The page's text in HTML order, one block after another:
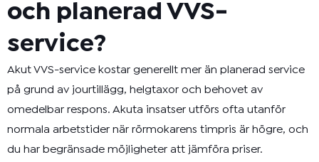
och planerad VVS-
service?
Akut VVS-service kostar generellt mer än planerad service
på grund av jourtillägg, helgtaxor och behovet av
omedelbar respons. Akuta insatser utförs ofta utanför
normala arbetstider när rörmokarens timpris är högre, och
du har begränsade möjligheter att jämföra priser.